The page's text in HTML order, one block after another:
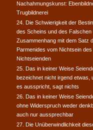
Nachahmungskunst:
Trugbildnerei
24. Die Schwierigkeit der
des Scheins und des Falschen
Zusammenhang mit dem Satz
Parmenides vom Nichtsein des
Nichtseienden
25. Das in keiner Weise
bezeichnet nicht irgend etwas,
es ausspricht, sagt nichts
26. Das in keiner Weise
ohne Widerspruch weder
auch nur aussprechbar
27. Die Unüberwindlichkeit